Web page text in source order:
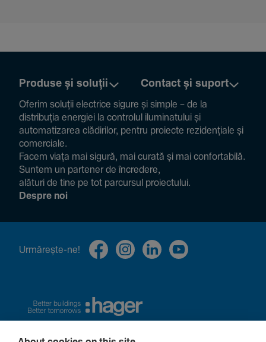
Produse și soluții Contact și suport
Oferim soluții electrice sigure și simple – de la
distribuția energiei la controlul ilumi­na­tului și
auto­ma­ti­zarea clădi­rilor, pentru proiecte rezi­den­țiale și
comer­ciale.
Facem viața mai sigură, mai curată și mai confor­ta­bilă.
Suntem un partener de încre­dere,
alături de tine pe tot parcursul proiec­tului.
Despre noi
Urmă­rește-ne!